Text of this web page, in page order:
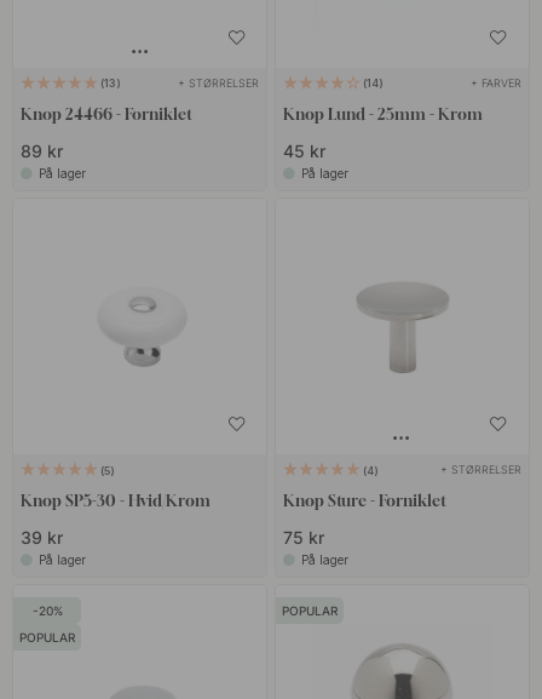
13 + STØRRELSER
Knop 24466 - Forniklet
89 kr
På lager
14 + FARVER
Knop Lund - 25mm - Krom
45 kr
På lager
5
Knop SP5-30 - Hvid/Krom
39 kr
På lager
4 + STØRRELSER
Knop Sture - Forniklet
75 kr
På lager
20
POPULAR
POPULAR